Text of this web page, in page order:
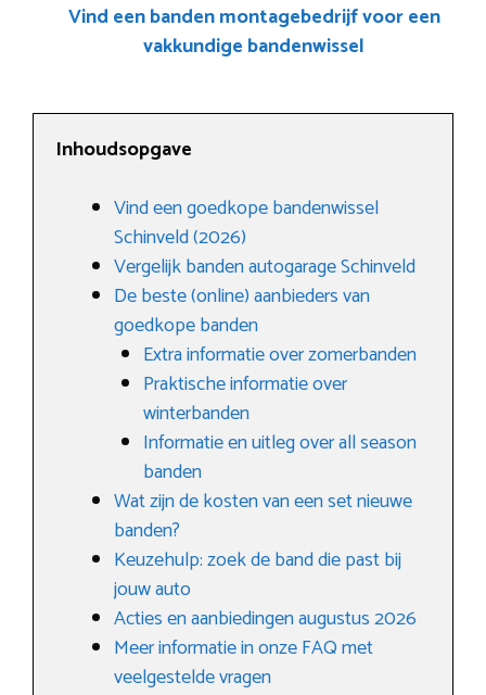
Vind een banden montagebedrijf voor een
vakkundige bandenwissel
Inhoudsopgave
Vind een goedkope bandenwissel
Schinveld (2026)
Vergelijk banden autogarage Schinveld
De beste (online) aanbieders van
goedkope banden
Extra informatie over zomerbanden
Praktische informatie over
winterbanden
Informatie en uitleg over all season
banden
Wat zijn de kosten van een set nieuwe
banden?
Keuzehulp: zoek de band die past bij
jouw auto
Acties en aanbiedingen augustus 2026
Meer informatie in onze FAQ met
veelgestelde vragen